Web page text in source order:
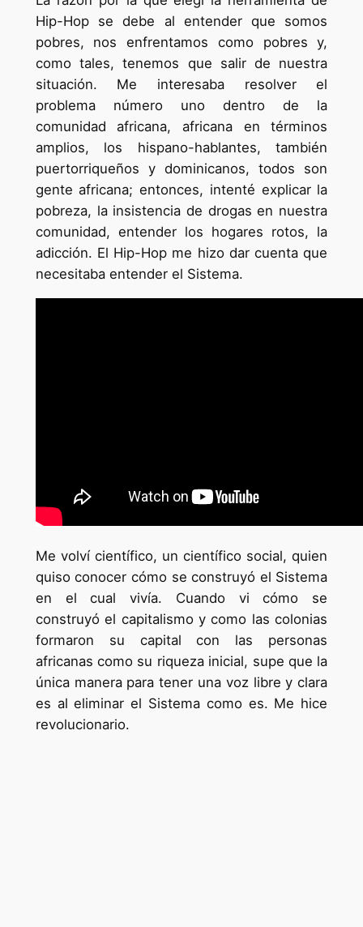
Hip-Hop se debe al entender que somos
pobres, nos enfrentamos como pobres y,
como tales, tenemos que salir de nuestra
situación. Me interesaba resolver el
problema número uno dentro de la
comunidad africana, africana en términos
amplios, los hispano-hablantes, también
puertorriqueños y dominicanos, todos son
gente africana; entonces, intenté explicar la
pobreza, la insistencia de drogas en nuestra
comunidad, entender los hogares rotos, la
adicción. El Hip-Hop me hizo dar cuenta que
necesitaba entender el Sistema.
Me volví científico, un científico social, quien
quiso conocer cómo se construyó el Sistema
en el cual vivía. Cuando vi cómo se
construyó el capitalismo y como las colonias
formaron su capital con las personas
africanas como su riqueza inicial, supe que la
única manera para tener una voz libre y clara
es al eliminar el Sistema como es. Me hice
revolucionario.